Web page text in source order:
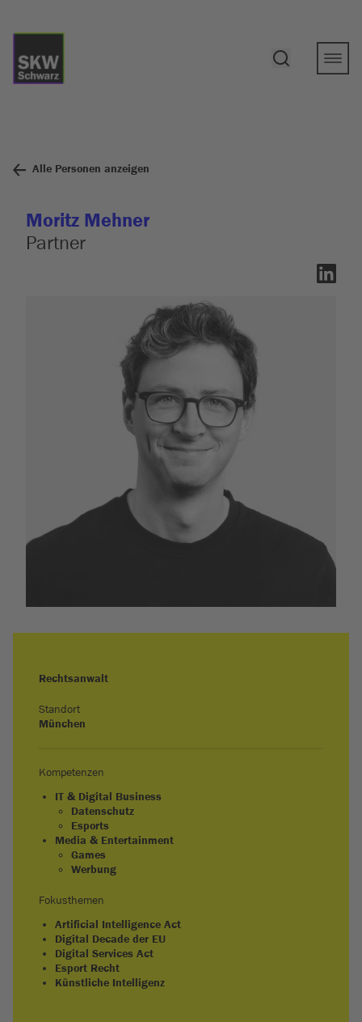
Alle Personen anzeigen
Moritz Mehner
Partner
Rechtsanwalt
Standort
München
Kompetenzen
IT & Digital Business
Datenschutz
Esports
Media & Entertainment
Games
Werbung
Fokusthemen
Artificial Intelligence Act
Digital Decade der EU
Digital Services Act
Esport Recht
Künstliche Intelligenz